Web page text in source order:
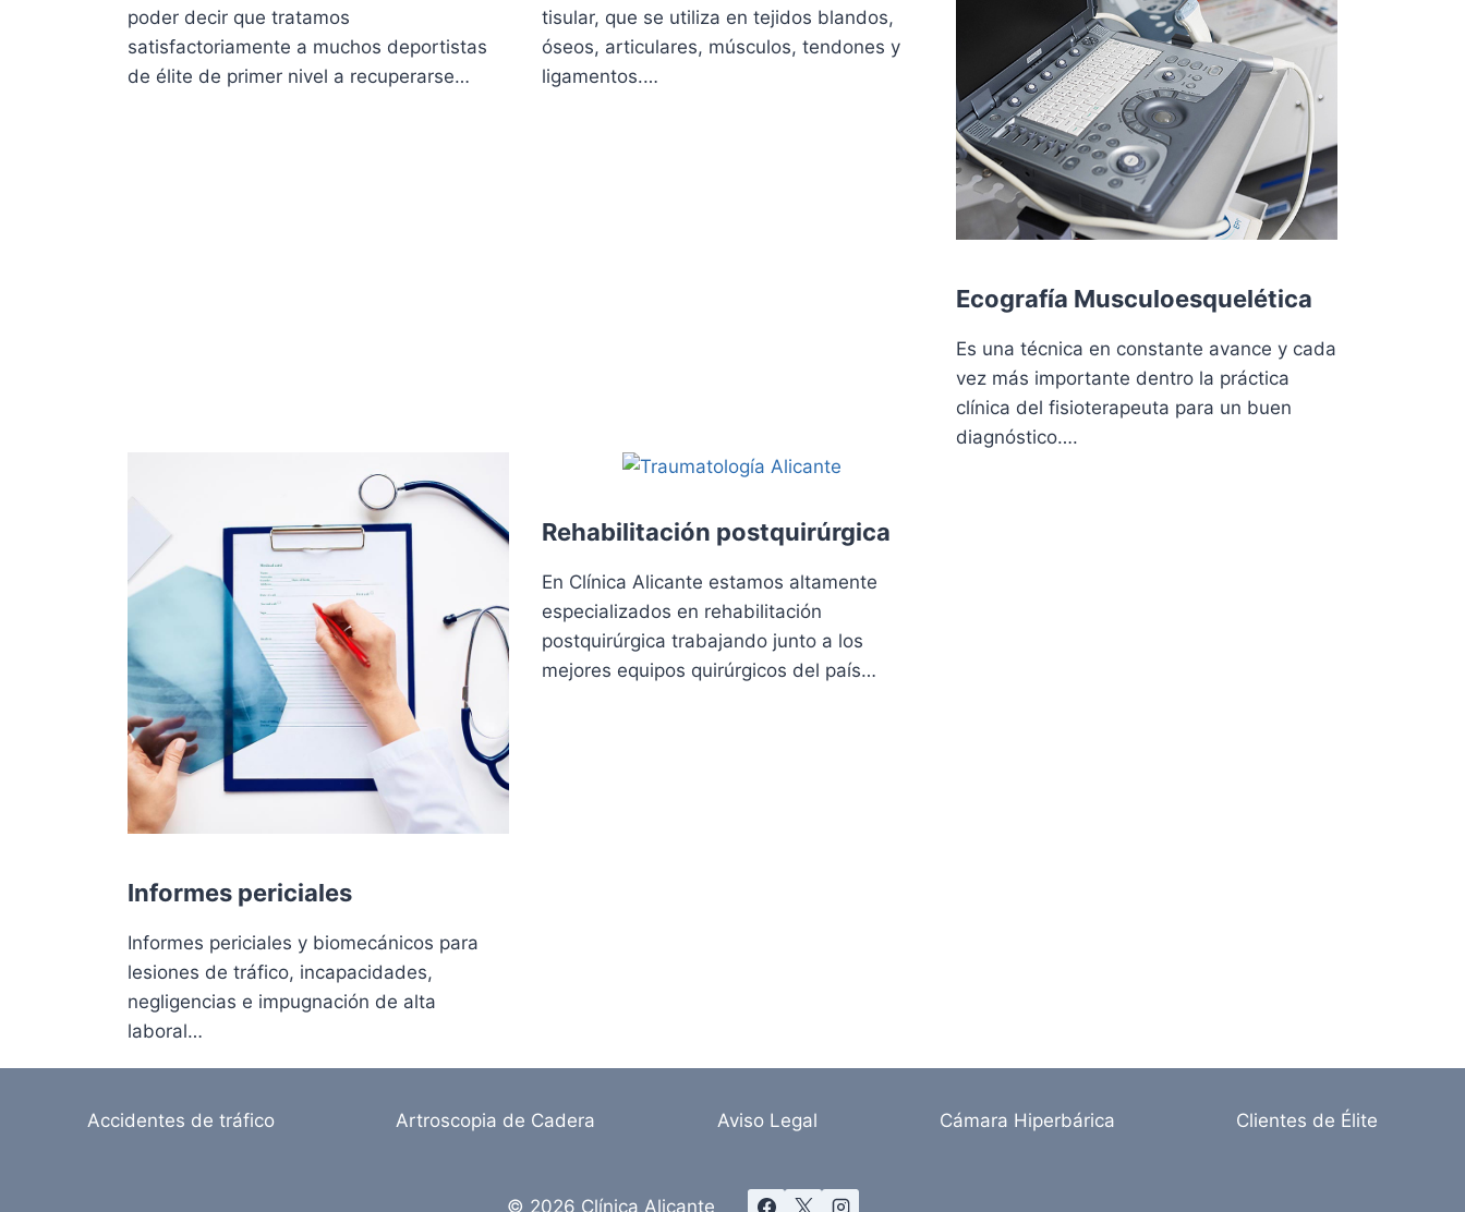
poder decir que tratamos
satisfactoriamente a muchos deportistas
de élite de primer nivel a recuperarse…
tisular, que se utiliza en tejidos blandos,
óseos, articulares, músculos, tendones y
ligamentos.…
Ecografía Musculoesquelética
Es una técnica en constante avance y cada
vez más importante dentro la práctica
clínica del fisioterapeuta para un buen
diagnóstico….
Informes periciales
Informes periciales y biomecánicos para
lesiones de tráfico, incapacidades,
negligencias e impugnación de alta
laboral…
Rehabilitación postquirúrgica
En Clínica Alicante estamos altamente
especializados en rehabilitación
postquirúrgica trabajando junto a los
mejores equipos quirúrgicos del país…
Accidentes de tráfico Artroscopia de Cadera Aviso Legal Cámara Hiperbárica Clientes de Élite
© 2026 Clínica Alicante